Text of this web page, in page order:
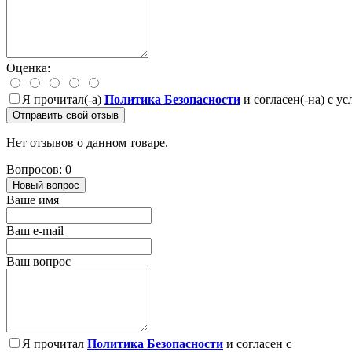
Оценка:
Я прочитал(-а) Политика Безопасности и согласен(-на) с
Отправить свой отзыв
Нет отзывов о данном товаре.
Вопросов: 0
Новый вопрос
Ваше имя
Ваш e-mail
Ваш вопрос
Я прочитал Политика Безопасности и согласен с